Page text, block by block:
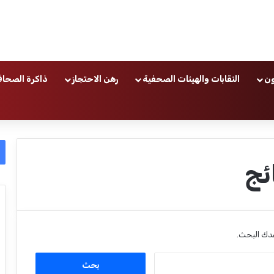
النقابات والهيئات الصحفية رهن الاحتجاز ذاكرة
البحث.